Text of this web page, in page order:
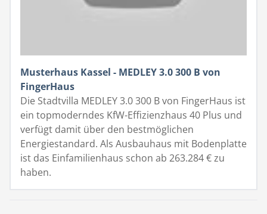
Musterhaus Kassel - MEDLEY 3.0 300 B von
FingerHaus
Die Stadtvilla MEDLEY 3.0 300 B von FingerHaus ist
ein topmoderndes KfW-Effizienzhaus 40 Plus und
verfügt damit über den bestmöglichen
Energiestandard. Als Ausbauhaus mit Bodenplatte
ist das Einfamilienhaus schon ab 263.284 € zu
haben.